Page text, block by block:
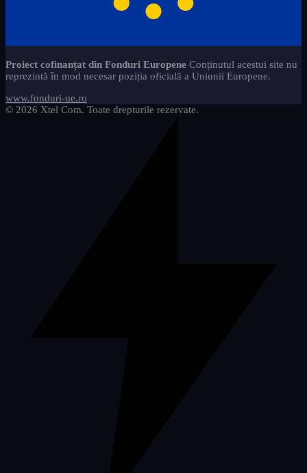
Proiect cofinanțat din Fonduri Europene Conținutul acestui site nu
reprezintă în mod necesar poziția oficială a Uniunii Europene.
www.fonduri-ue.ro
© 2026 Xtel Com. Toate drepturile rezervate.